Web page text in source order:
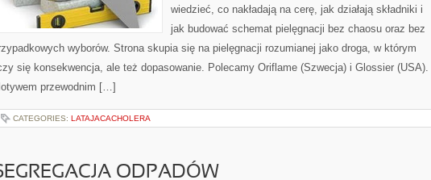
wiedzieć, co nakładają na cerę, jak działają składniki i
jak budować schemat pielęgnacji bez chaosu oraz bez
wyborów. Strona skupia się na pielęgnacji rozumianej jako droga, w którym
się konsekwencja, ale też dopasowanie. Polecamy Oriflame (Szwecja) i Glossier (USA).
przewodnim […]
CATEGORIES: LATAJACACHOLERA
ODPADÓW